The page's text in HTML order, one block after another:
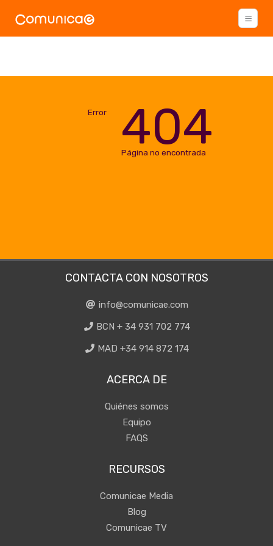
Error 404
Página no encontrada
CONTACTA CON NOSOTROS
info@comunicae.com
BCN + 34 931 702 774
MAD +34 914 872 174
ACERCA DE
Quiénes somos
Equipo
FAQS
RECURSOS
Comunicae Media
Blog
Comunicae TV